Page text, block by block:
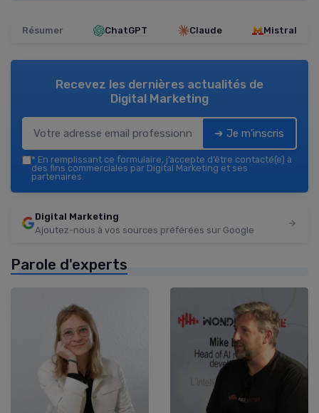
Résumer ChatGPT Claude Mistral
Recevez les dernières actualités de
Digital Marketing
➔ Je m'inscris
* En remplissant ce formulaire, j’accepte d’être contacté(e) à
des fins commerciales par Digital Marketing et ses
partenaires.
Digital Marketing
Ajoutez-nous à vos sources préférées sur Google
Parole d'experts